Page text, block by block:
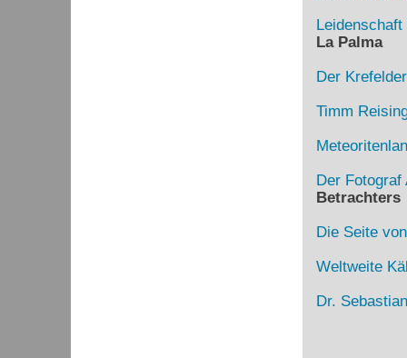
La Palma
Der
Timm
Der Fotograf
Betrachters
Die Seite
Weltweite
Dr.